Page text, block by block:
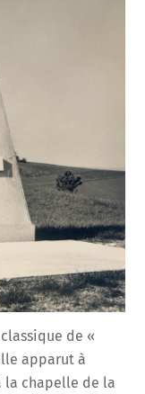
de «
apparut à
la chapelle de la